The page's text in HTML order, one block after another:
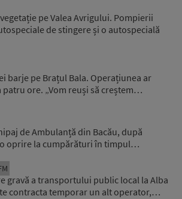
pe Valea Avrigului. Pompierii
de stingere și o autospecială
barje pe Brațul Bala. Operațiunea ar
patru ore. „Vom reuși să creștem…
de Ambulanță din Bacău, după
oprire la cumpărături în timpul…
gravă a transportului public local la Alba
contracta temporar un alt operator,…